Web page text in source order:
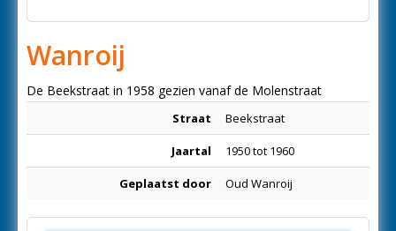
Wanroij
De Beekstraat in 1958 gezien vanaf de Molenstraat
Straat Beekstraat
Jaartal 1950 tot 1960
Geplaatst door Oud Wanroij